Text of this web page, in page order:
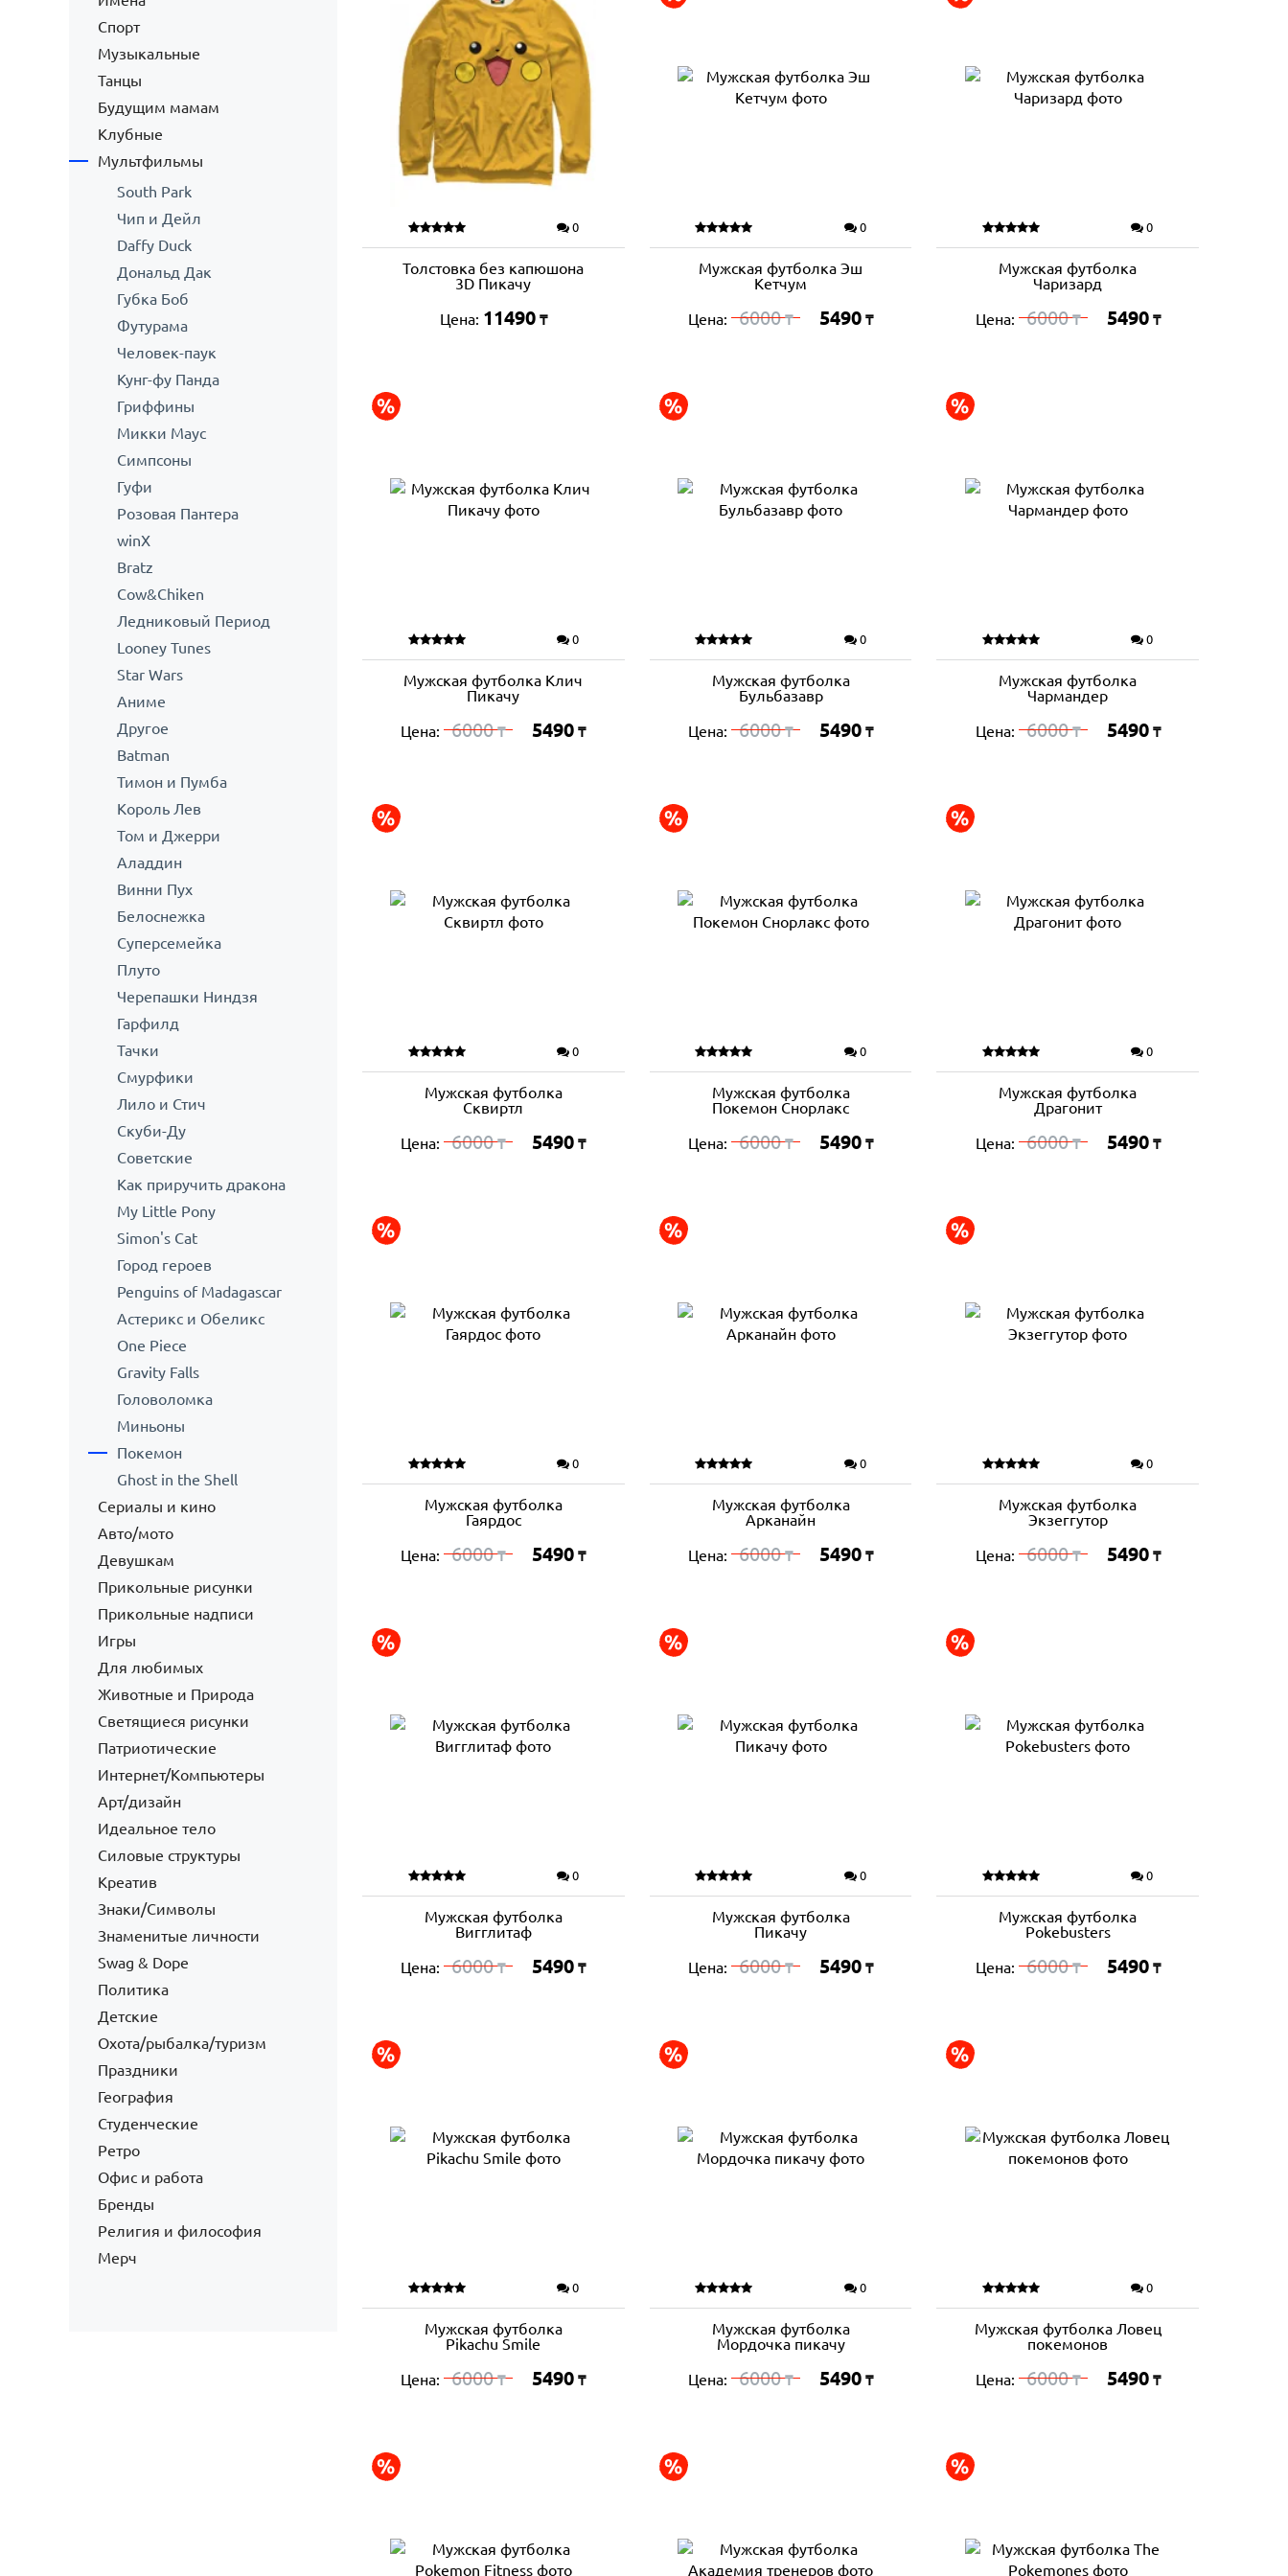
Спорт
Музыкальные
Танцы
Будущим мамам
Клубные
Мультфильмы
South Park
Чип и Дейл
Daffy Duck
Дональд Дак
Губка Боб
Футурама
Человек-паук
Кунг-фу Панда
Гриффины
Микки Маус
Симпсоны
Гуфи
Розовая Пантера
winX
Bratz
Cow&Chiken
Ледниковый Период
Looney Tunes
Star Wars
Аниме
Другое
Batman
Тимон и Пумба
Король Лев
Том и Джерри
Аладдин
Винни Пух
Белоснежка
Суперсемейка
Плуто
Черепашки Ниндзя
Гарфилд
Тачки
Смурфики
Лило и Стич
Скуби-Ду
Советские
Как приручить дракона
My Little Pony
Simon's Cat
Город героев
Penguins of Madagascar
Астерикс и Обеликс
One Piece
Gravity Falls
Головоломка
Миньоны
Покемон
Ghost in the Shell
Сериалы и кино
Авто/мото
Девушкам
Прикольные рисунки
Прикольные надписи
Игры
Для любимых
Животные и Природа
Светящиеся рисунки
Патриотические
Интернет/Компьютеры
Арт/дизайн
Идеальное тело
Силовые структуры
Креатив
Знаки/Символы
Знаменитые личности
Swag & Dope
Политика
Детские
Охота/рыбалка/туризм
Праздники
География
Студенческие
Ретро
Офис и работа
Бренды
Религия и философия
Мерч
0
Толстовка без капюшона
3D Пикачу
Цена: 11490 ₸
0
Мужская футболка Эш
Кетчум
Цена: 6000₸ 5490 ₸
0
Мужская футболка
Чаризард
Цена: 6000₸ 5490 ₸
0
Мужская футболка Клич
Пикачу
Цена: 6000₸ 5490 ₸
0
Мужская футболка
Бульбазавр
Цена: 6000₸ 5490 ₸
0
Мужская футболка
Чармандер
Цена: 6000₸ 5490 ₸
0
Мужская футболка
Сквиртл
Цена: 6000₸ 5490 ₸
0
Мужская футболка
Покемон Снорлакс
Цена: 6000₸ 5490 ₸
0
Мужская футболка
Драгонит
Цена: 6000₸ 5490 ₸
0
Мужская футболка
Гаярдос
Цена: 6000₸ 5490 ₸
0
Мужская футболка
Арканайн
Цена: 6000₸ 5490 ₸
0
Мужская футболка
Экзеггутор
Цена: 6000₸ 5490 ₸
0
Мужская футболка
Вигглитаф
Цена: 6000₸ 5490 ₸
0
Мужская футболка
Пикачу
Цена: 6000₸ 5490 ₸
0
Мужская футболка
Pokebusters
Цена: 6000₸ 5490 ₸
0
Мужская футболка
Pikachu Smile
Цена: 6000₸ 5490 ₸
0
Мужская футболка
Мордочка пикачу
Цена: 6000₸ 5490 ₸
0
Мужская футболка Ловец
покемонов
Цена: 6000₸ 5490 ₸